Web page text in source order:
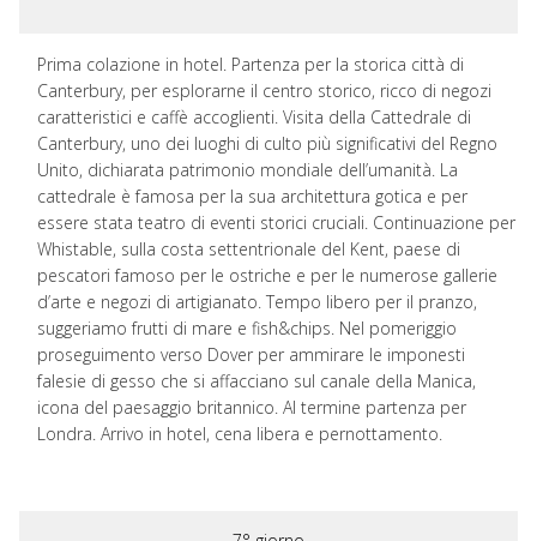
Prima colazione in hotel. Partenza per la storica città di
Canterbury, per esplorarne il centro storico, ricco di negozi
caratteristici e caffè accoglienti. Visita della Cattedrale di
Canterbury, uno dei luoghi di culto più significativi del Regno
Unito, dichiarata patrimonio mondiale dell’umanità. La
cattedrale è famosa per la sua architettura gotica e per
essere stata teatro di eventi storici cruciali. Continuazione per
Whistable, sulla costa settentrionale del Kent, paese di
pescatori famoso per le ostriche e per le numerose gallerie
d’arte e negozi di artigianato. Tempo libero per il pranzo,
suggeriamo frutti di mare e fish&chips. Nel pomeriggio
proseguimento verso Dover per ammirare le imponesti
falesie di gesso che si affacciano sul canale della Manica,
icona del paesaggio britannico. Al termine partenza per
Londra. Arrivo in hotel, cena libera e pernottamento.